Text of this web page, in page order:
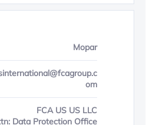
Mopar
om
FCA US US LLC
Data Protection Office